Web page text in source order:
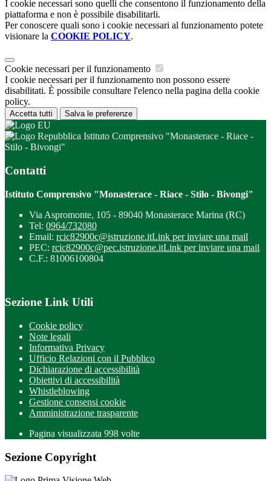
I cookie necessari sono quelli che consentono il funzionamento della
piattaforma e non è possibile disabilitarli.
Per conoscere quali sono i cookie necessari al funzionamento potete
visionare la COOKIE POLICY.
Cookie necessari per il funzionamento
I cookie necessari per il funzionamento non possono essere
disabilitati. È possibile consultare l'elenco nella pagina della cookie
policy.
Accetta tutti Salva le preferenze
Istituto Comprensivo "Monasterace - Riace -
Stilo - Bivongi"
Contatti
Istituto Comprensivo "Monasterace - Riace - Stilo - Bivongi"
Via Aspromonte, 105 - 89040 Monasterace Marina (RC)
Tel: 0964/732080
Email: rcic82900c@istruzione.itLink per inviare una mail
PEC: rcic82900c@pec.istruzione.itLink per inviare una mail
C.F.: 81006100804
Sezione Link Utili
Cookie policy
Note legali
Informativa Privacy
Ufficio Relazioni con il Pubblico
Dichiarazione di accessibilità
Obiettivi di accessibilità
Whistleblowing
Gestione consensi cookie
Amministrazione trasparente
Pagina visualizzata 998 volte
Sezione Copyright